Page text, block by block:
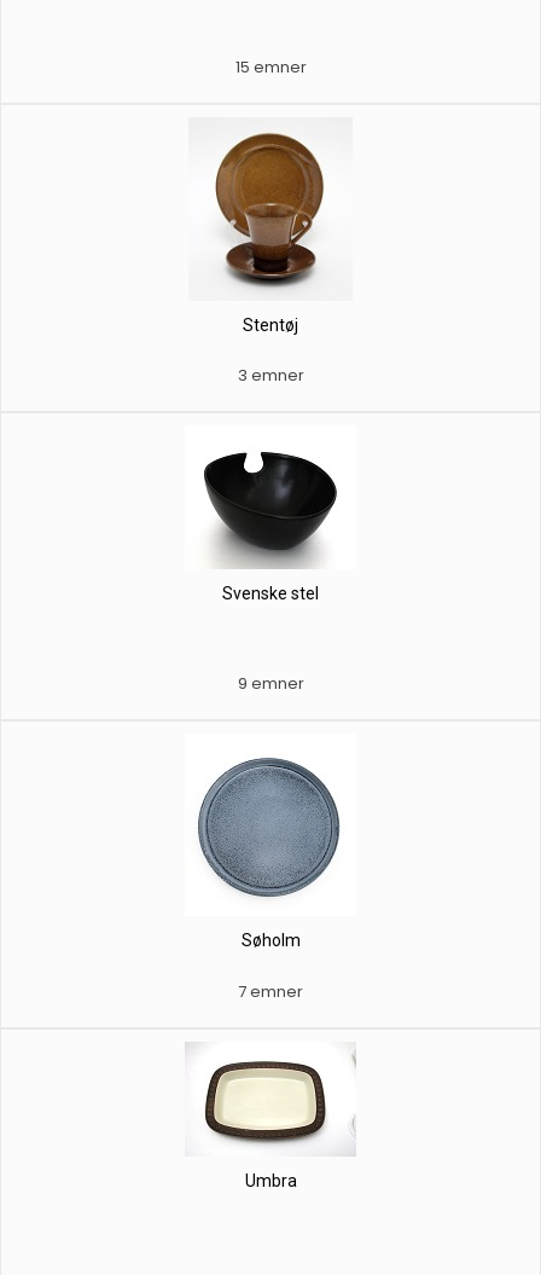
15 emner
Stentøj
3 emner
Svenske stel
9 emner
Søholm
7 emner
Umbra